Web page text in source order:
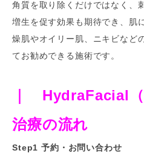
角質を取り除くだけではなく、
増生を促す効果も期待でき、肌
燥肌やオイリー肌、ニキビなど
てお勧めできる施術です。
｜ HydraFacial（
治療の流れ
Step1 予約・お問い合わせ